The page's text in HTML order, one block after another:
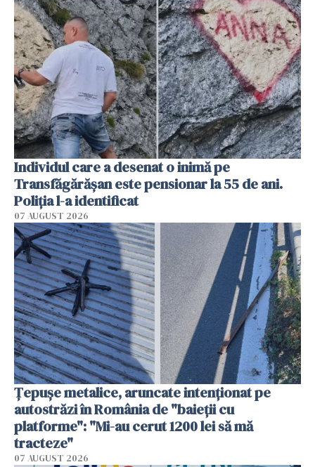
Individul care a desenat o inimă pe
Transfăgărășan este pensionar la 55 de ani.
Poliția l-a identificat
07 AUGUST 2026
Țepușe metalice, aruncate intenționat pe
autostrăzi în România de "baieții cu
platforme": "Mi-au cerut 1200 lei să mă
tracteze"
07 AUGUST 2026